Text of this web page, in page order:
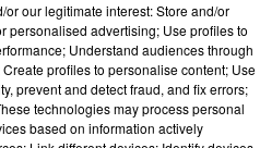
our legitimate interest: Store and/or
personalised advertising; Use profiles to
Understand audiences through
profiles to personalise content; Use
prevent and detect fraud, and fix errors;
technologies may process personal
based on information actively